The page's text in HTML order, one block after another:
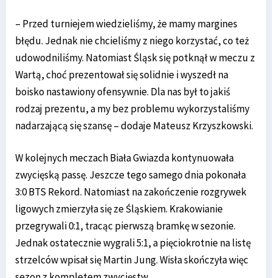
– Przed turniejem wiedzieliśmy, że mamy margines
błędu. Jednak nie chcieliśmy z niego korzystać, co też
udowodniliśmy. Natomiast Śląsk się potknął w meczu z
Wartą, choć prezentował się solidnie i wyszedł na
boisko nastawiony ofensywnie. Dla nas był to jakiś
rodzaj prezentu, a my bez problemu wykorzystaliśmy
nadarzającą się szansę – dodaje Mateusz Krzyszkowski.
W kolejnych meczach Biała Gwiazda kontynuowała
zwycięską passę. Jeszcze tego samego dnia pokonała
3:0 BTS Rekord. Natomiast na zakończenie rozgrywek
ligowych zmierzyła się ze Śląskiem. Krakowianie
przegrywali 0:1, tracąc pierwszą bramkę w sezonie.
Jednak ostatecznie wygrali 5:1, a pięciokrotnie na listę
strzelców wpisał się Martin Jung. Wisła skończyła więc